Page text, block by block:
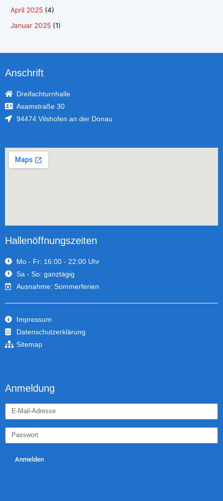
April 2025 (4)
Januar 2025 (1)
Anschrift
Dreifachturnhalle
Asamstraße 30
94474 Vilshofen an der Donau
Hallenöffnungszeiten
Mo - Fr: 16:00 - 22:00 Uhr
Sa - So: ganztägig
Ausnahme: Sommerferien
Impressum
Datenschutzerklärung
Sitemap
Anmeldung
Anmelden